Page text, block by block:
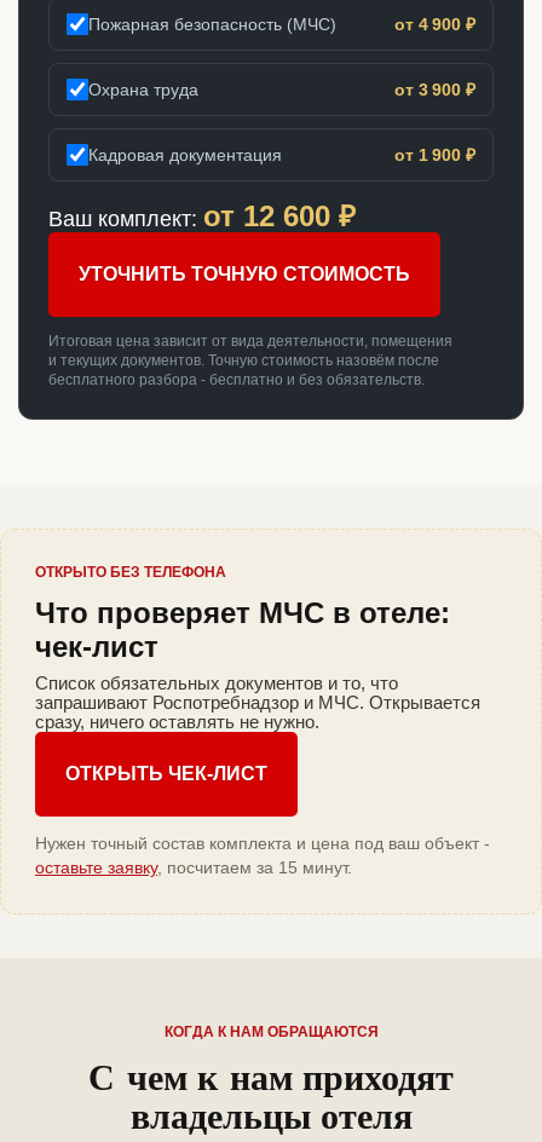
Пожарная безопасность (МЧС) от 4 900 ₽
Охрана труда от 3 900 ₽
Кадровая документация от 1 900 ₽
Ваш комплект: от 12 600 ₽
УТОЧНИТЬ ТОЧНУЮ СТОИМОСТЬ
Итоговая цена зависит от вида деятельности, помещения
и текущих документов. Точную стоимость назовём после
бесплатного разбора - бесплатно и без обязательств.
ОТКРЫТО БЕЗ ТЕЛЕФОНА
Что проверяет МЧС в отеле:
чек-лист
Список обязательных документов и то, что
запрашивают Роспотребнадзор и МЧС. Открывается
сразу, ничего оставлять не нужно.
ОТКРЫТЬ ЧЕК-ЛИСТ
Нужен точный состав комплекта и цена под ваш объект -
оставьте заявку, посчитаем за 15 минут.
КОГДА К НАМ ОБРАЩАЮТСЯ
С чем к нам приходят
владельцы отеля